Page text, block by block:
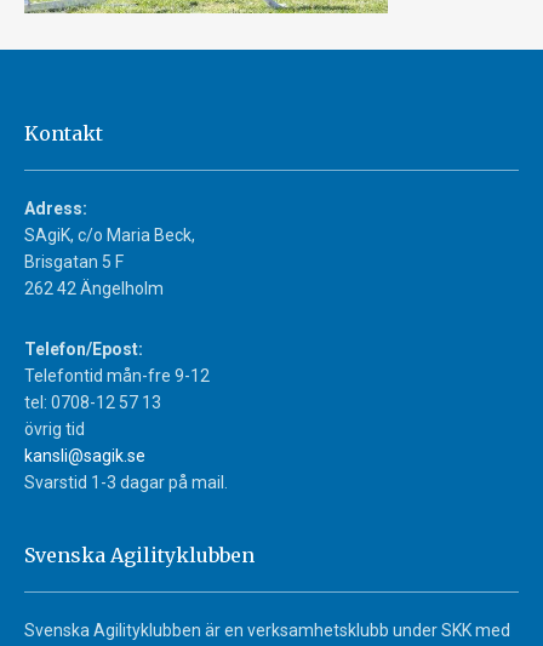
Kontakt
Adress:
SAgiK, c/o Maria Beck,
Brisgatan 5 F
262 42 Ängelholm
Telefon/Epost:
Telefontid mån-fre 9-12
tel: 0708-12 57 13
övrig tid
kansli@sagik.se
Svarstid 1-3 dagar på mail.
Svenska Agilityklubben
Svenska Agilityklubben är en verksamhetsklubb under SKK med